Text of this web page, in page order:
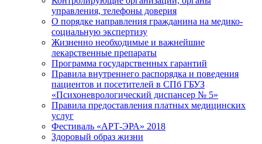
управления, телефоны доверия
О порядке направления гражданина на медико-
социальную экспертизу
Жизненно необходимые и важнейшие
лекарственные препараты
Программа государственных гарантий
Правила внутреннего распорядка и поведения
пациентов и посетителей в СПб ГБУЗ
«Психоневрологический диспансер № 5»
Правила предоставления платных медицинских
услуг
Фестиваль «АРТ-ЭРА» 2018
Здоровый образ жизни